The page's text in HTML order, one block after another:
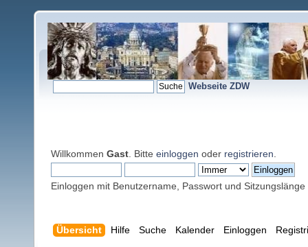
Webseite ZDW
Willkommen Gast . Bitte einloggen oder registrieren
Einloggen mit Benutzername, Passwort und Sitzungslänge
Übersicht Hilfe Suche Kalender Einloggen